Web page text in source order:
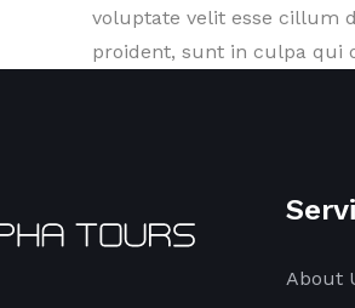
voluptate velit esse cillum
proident, sunt in culpa qui
About